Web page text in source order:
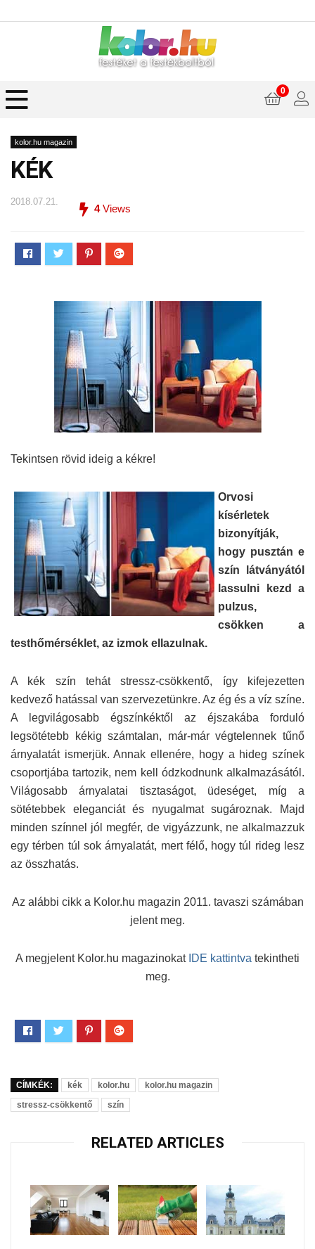
0
kolor.hu magazin
KÉK
2018.07.21.
4Views
Tekintsen rövid ideig a kékre!
Orvosi
kísérletek
bizonyítják,
hogy pusztán e
szín látványától
lassulni kezd a
pulzus,
csökken a
testhőmérséklet, az izmok ellazulnak.
A kék szín tehát stressz-csökkentő, így kifejezetten
kedvező hatással van szervezetünkre. Az ég és a víz színe.
A legvilágosabb égszínkéktől az éjszakába forduló
legsötétebb kékig számtalan, már-már végtelennek tűnő
árnyalatát ismerjük. Annak ellenére, hogy a hideg színek
csoportjába tartozik, nem kell ódzkodnunk alkalmazásától.
Világosabb árnyalatai tisztaságot, üdeséget, míg a
sötétebbek eleganciát és nyugalmat sugároznak. Majd
minden színnel jól megfér, de vigyázzunk, ne alkalmazzuk
egy térben túl sok árnyalatát, mert félő, hogy túl rideg lesz
az összhatás.
Az alábbi cikk a Kolor.hu magazin 2011. tavaszi számában
jelent meg.
A megjelent Kolor.hu magazinokat IDE kattintva tekintheti
meg.
CÍMKÉK: kék kolor.hu
kolor.hu magazin
stressz-csökkentő
szín
RELATED ARTICLES